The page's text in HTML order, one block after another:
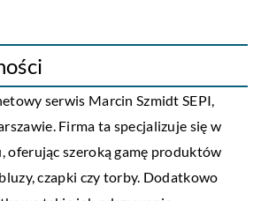
serwis Marcin Szmidt SEPI,
Firma ta specjalizuje się w
oferując szeroką gamę produktów
czapki czy torby. Dodatkowo